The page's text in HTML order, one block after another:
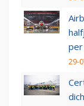
per
29-